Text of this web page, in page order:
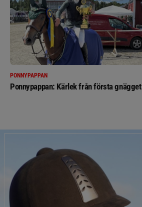
PONNYPAPPAN
Ponnypappan: Kärlek från första gnägget